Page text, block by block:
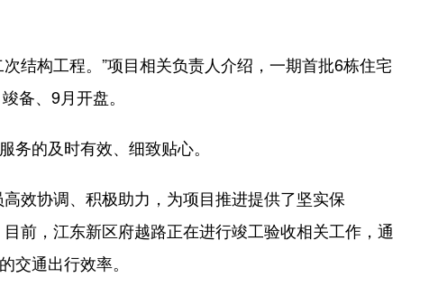
构工程。”项目相关负责人介绍，一期首批6栋住宅
备、9月开盘。
的及时有效、细致贴心。
协调、积极助力，为项目推进提供了坚实保
前，江东新区府越路正在进行竣工验收相关工作，通
交通出行效率。